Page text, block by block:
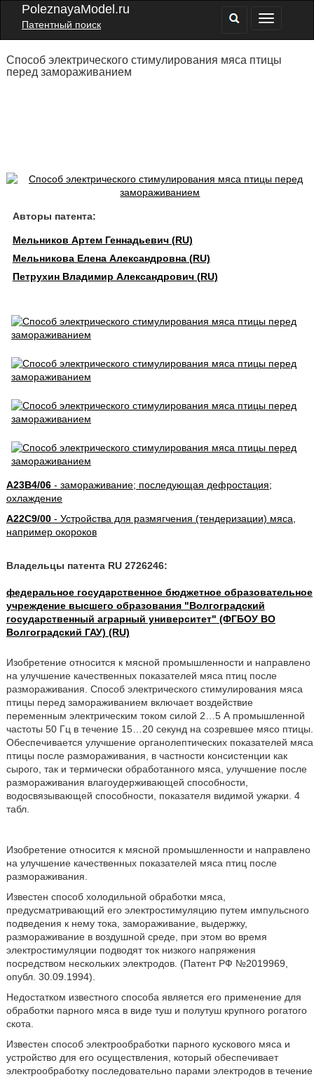
PoleznayaModel.ru
Патентный поиск
Способ электрического стимулирования мяса птицы
перед замораживанием
Авторы патента:
Мельников Артем Геннадьевич (RU)
Мельникова Елена Александровна (RU)
Петрухин Владимир Александрович (RU)
A23B4/06- замораживание; последующая дефростация;
охлаждение
A22C9/00- Устройства для размягчения (тендеризации) мяса,
например окороков
Владельцы патента RU 2726246:
федеральное государственное бюджетное образовательное
учреждение высшего образования "Волгоградский
государственный аграрный университет" (ФГБОУ ВО
Волгоградский ГАУ) (RU)
Изобретение относится к мясной промышленности и направлено
на улучшение качественных показателей мяса птиц после
размораживания. Способ электрического стимулирования мяса
птицы перед замораживанием включает воздействие
переменным электрическим током силой 2…5 А промышленной
частоты 50 Гц в течение 15…20 секунд на созревшее мясо птицы.
Обеспечивается улучшение органолептических показателей мяса
птицы после размораживания, в частности консистенции как
сырого, так и термически обработанного мяса, улучшение после
размораживания влагоудерживающей способности,
водосвязывающей способности, показателя видимой ужарки. 4
табл.
Изобретение относится к мясной промышленности и направлено
на улучшение качественных показателей мяса птиц после
размораживания.
Известен способ холодильной обработки мяса,
предусматривающий его электростимуляцию путем импульсного
подведения к нему тока, замораживание, выдержку,
размораживание в воздушной среде, при этом во время
электростимуляции подводят ток низкого напряжения
посредством нескольких электродов. (Патент РФ №2019969,
опубл. 30.09.1994).
Недостатком известного способа является его применение для
обработки парного мяса в виде туш и полутуш крупного рогатого
скота.
Известен способ электрообработки парного кускового мяса и
устройство для его осуществления, который обеспечивает
электрообработку последовательно парами электродов в течение